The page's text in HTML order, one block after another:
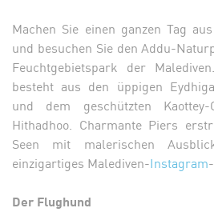
Machen Sie einen ganzen Tag
und besuchen Sie den Addu-
Feuchtgebietspark der
besteht aus den üppigen
und dem geschützten
Hithadhoo. Charmante Piers
Seen mit malerischen
einzigartiges Malediven-Instagram
Der Flughund